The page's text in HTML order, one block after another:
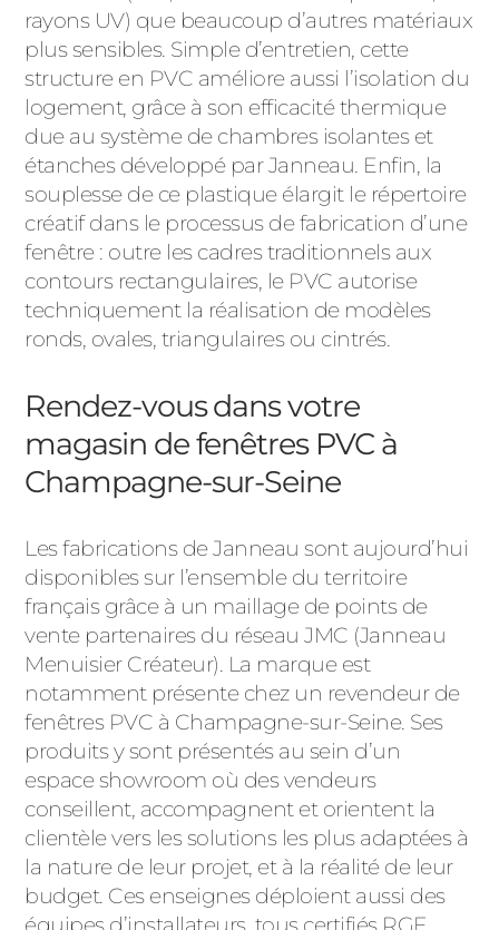
rayons UV) que beaucoup d’autres matériaux
plus sensibles. Simple d’entretien, cette
structure en PVC améliore aussi l’isolation du
logement, grâce à son efficacité thermique
due au système de chambres isolantes et
étanches développé par Janneau. Enfin, la
souplesse de ce plastique élargit le répertoire
créatif dans le processus de fabrication d’une
fenêtre : outre les cadres traditionnels aux
contours rectangulaires, le PVC autorise
techniquement la réalisation de modèles
ronds, ovales, triangulaires ou cintrés.
Rendez-vous dans votre
magasin de fenêtres PVC à
Champagne-sur-Seine
Les fabrications de Janneau sont aujourd’hui
disponibles sur l’ensemble du territoire
français grâce à un maillage de points de
vente partenaires du réseau JMC (Janneau
Menuisier Créateur). La marque est
notamment présente chez un revendeur de
fenêtres PVC à Champagne-sur-Seine. Ses
produits y sont présentés au sein d’un
espace showroom où des vendeurs
conseillent, accompagnent et orientent la
clientèle vers les solutions les plus adaptées à
la nature de leur projet, et à la réalité de leur
budget. Ces enseignes déploient aussi des